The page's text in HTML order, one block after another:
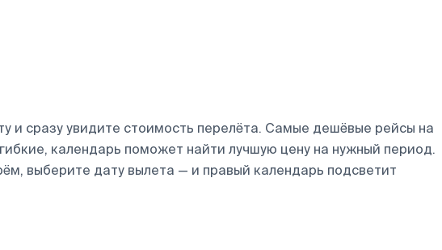
сразу увидите стоимость перелёта. Самые дешёвые рейсы на
календарь поможет найти лучшую цену на нужный период.
выберите дату вылета — и правый календарь подсветит